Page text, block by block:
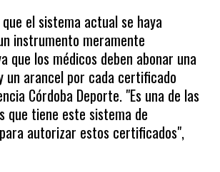
el sistema actual se haya
instrumento meramente
que los médicos deben abonar una
un arancel por cada certificado
Córdoba Deporte. "Es una de las
que tiene este sistema de
autorizar estos certificados",